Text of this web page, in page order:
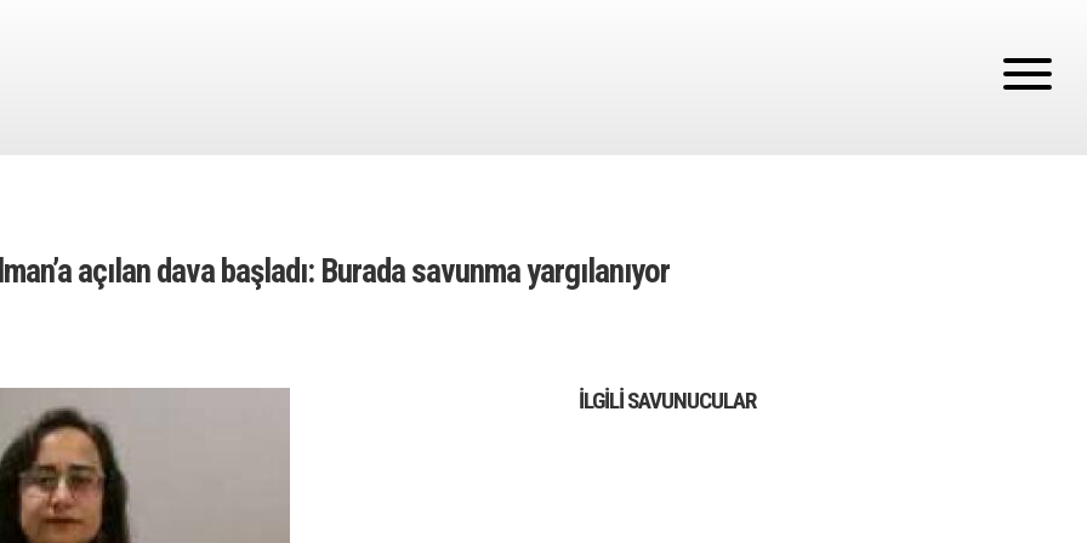
açılan dava başladı: Burada savunma yargılanıyor
İLGILI SAVUNUCULAR